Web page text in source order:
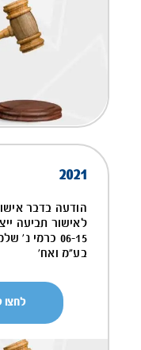
2021
הודעה בדבר
בע"מ ואח'
לחצו